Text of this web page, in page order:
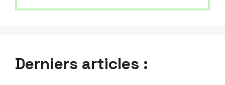
Derniers articles :